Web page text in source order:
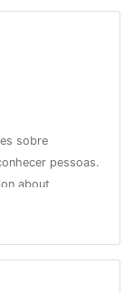
sobre
pessoas.
about
meet people.